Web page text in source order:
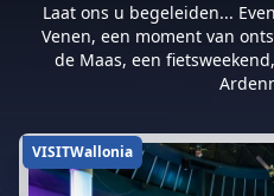
Laat ons u begeleiden...
Venen, een moment van
de Maas, een
VISITWallonia